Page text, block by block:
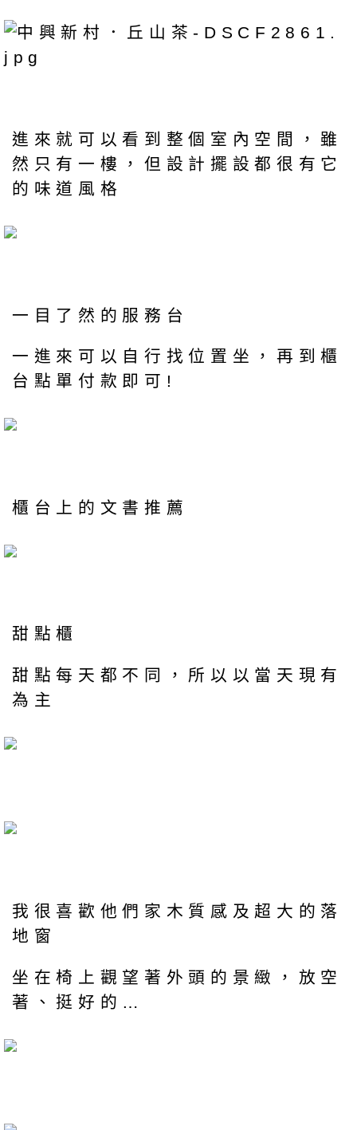
進來就可以看到整個室內空間，雖
然只有一樓，但設計擺設都很有它
的味道風格
一目了然的服務台
一進來可以自行找位置坐，再到櫃
台點單付款即可!
櫃台上的文書推薦
甜點櫃
甜點每天都不同，所以以當天現有
為主
我很喜歡他們家木質感及超大的落
地窗
坐在椅上觀望著外頭的景緻，放空
著、挺好的…